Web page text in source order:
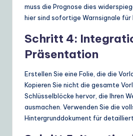
muss die Prognose dies
hier sind sofortige Warnsignale für
Schritt 4:
Präsentation
Erstellen Sie eine Folie, die die
Kopieren Sie nicht die gesamte
Schlüsselblöcke hervor, die Ihren
ausmachen. Verwenden Sie die
Hintergrunddokument für